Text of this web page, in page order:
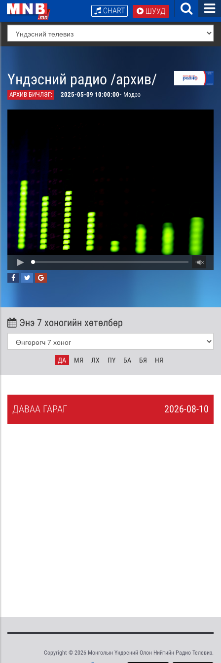
ШУУД
CHART
Үндэсний радио /архив/
АРХИВ БИЧЛЭГ: 2025-05-09 10:00:00- Мэдээ
Энэ 7 хоногийн хөтөлбөр
ДА МЯ ЛХ ПҮ БА БЯ НЯ
2026-08-10
ДАВАА ГАРАГ
Copyright © 2026 Монголын Үндэсний Олон Нийтийн Радио Телевиз.